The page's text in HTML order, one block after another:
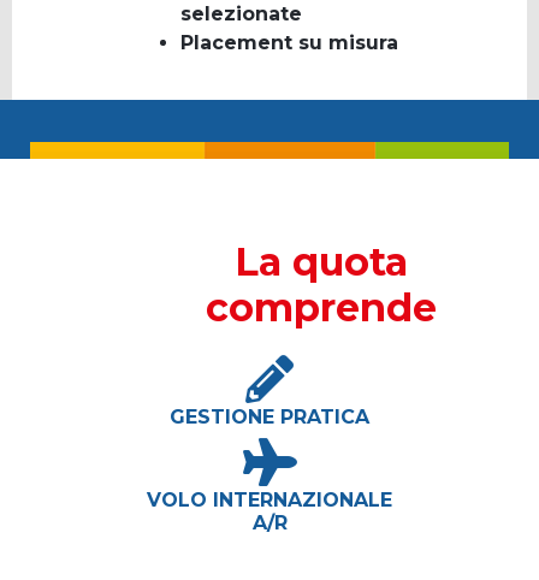
selezionate
Placement su misura
La quota
comprende
GESTIONE PRATICA
VOLO INTERNAZIONALE
A/R